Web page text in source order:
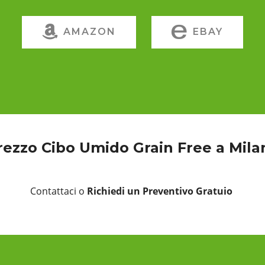
AMAZON EBAY
Cibo Umido Grain Free a
Contattaci o Richiedi un Preventivo Gratuio